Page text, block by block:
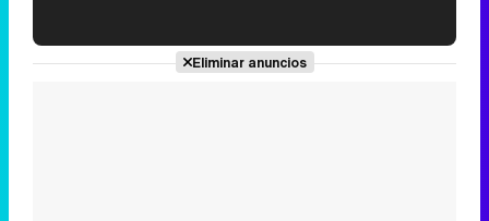
'120 Minutos' celebra sus 2.000 programas en Telemadrid con un vídeo del día a día en la redacción
Eliminar anuncios